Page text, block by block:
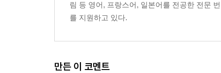
림 등 영어, 프랑스어, 일본어를 전공한 전문
를 지원하고 있다.
만든 이 코멘트